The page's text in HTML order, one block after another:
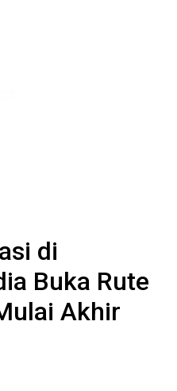
di
Buka Rute
Akhir